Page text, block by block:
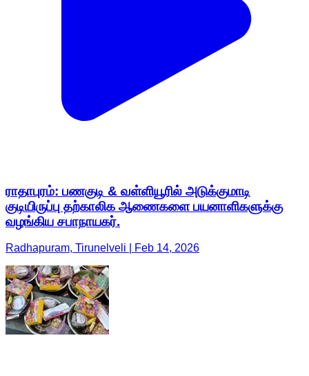
ராதாபுரம்: பணகுடி & வள்ளியூரில் அடுக்குமாடி
குடியிருப்பு தற்காலிக ஆணைகளை பயனாளிகளுக்கு
வழங்கிய சபாநாயகர்.
Radhapuram, Tirunelveli | Feb 14, 2026